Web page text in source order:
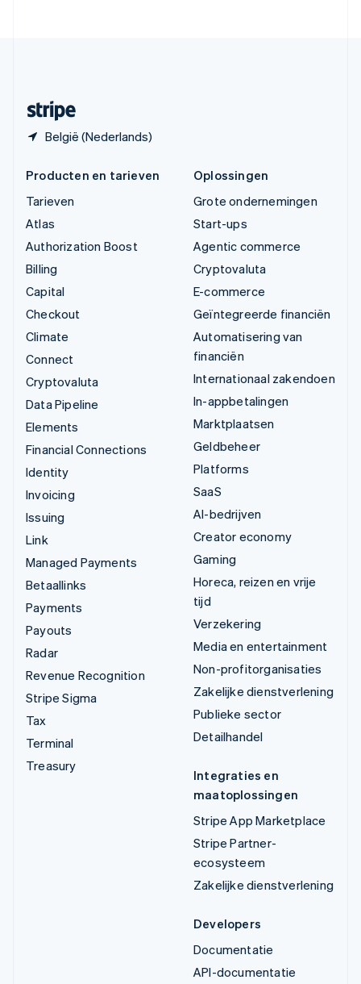
België (Nederlands)
Producten en tarieven
Tarieven
Atlas
Authorization Boost
Billing
Capital
Checkout
Climate
Connect
Cryptovaluta
Data Pipeline
Elements
Financial Connections
Identity
Invoicing
Issuing
Link
Managed Payments
Betaallinks
Payments
Payouts
Radar
Revenue Recognition
Stripe Sigma
Tax
Terminal
Treasury
Oplossingen
Grote ondernemingen
Start-ups
Agentic commerce
Cryptovaluta
E-commerce
Geïntegreerde financiën
Automatisering van
financiën
Internationaal zakendoen
In-appbetalingen
Marktplaatsen
Geldbeheer
Platforms
SaaS
AI-bedrijven
Creator economy
Gaming
Horeca, reizen en vrije
tijd
Verzekering
Media en entertainment
Non-profitorganisaties
Zakelijke dienstverlening
Publieke sector
Detailhandel
Integraties en
maatoplossingen
Stripe App Marketplace
Stripe Partner-
ecosysteem
Zakelijke dienstverlening
Developers
Documentatie
API-documentatie